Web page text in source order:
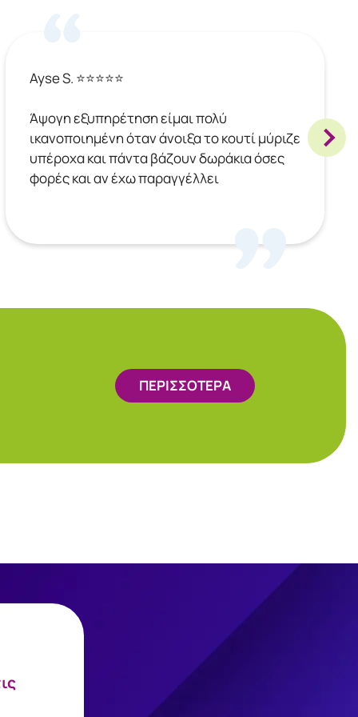
Ayse S. ⭐⭐⭐⭐⭐
Άψογη εξυπηρέτηση είμαι πολύ
ικανοποιημένη όταν άνοιξα το κουτί μύριζε
υπέροχα και πάντα βάζουν δωράκια όσες
φορές και αν έχω παραγγέλλει
ΠΕΡΙΣΣΟΤΕΡΑ